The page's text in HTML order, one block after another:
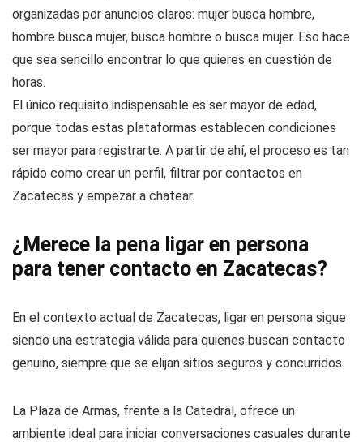
organizadas por anuncios claros: mujer busca hombre,
hombre busca mujer, busca hombre o busca mujer. Eso hace
que sea sencillo encontrar lo que quieres en cuestión de
horas.
El único requisito indispensable es ser mayor de edad,
porque todas estas plataformas establecen condiciones
ser mayor para registrarte. A partir de ahí, el proceso es tan
rápido como crear un perfil, filtrar por contactos en
Zacatecas y empezar a chatear.
¿Merece la pena ligar en persona
para tener contacto en Zacatecas?
En el contexto actual de Zacatecas, ligar en persona sigue
siendo una estrategia válida para quienes buscan contacto
genuino, siempre que se elijan sitios seguros y concurridos.
La Plaza de Armas, frente a la Catedral, ofrece un
ambiente ideal para iniciar conversaciones casuales durante